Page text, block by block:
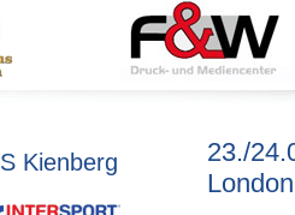
Kienberg
23./